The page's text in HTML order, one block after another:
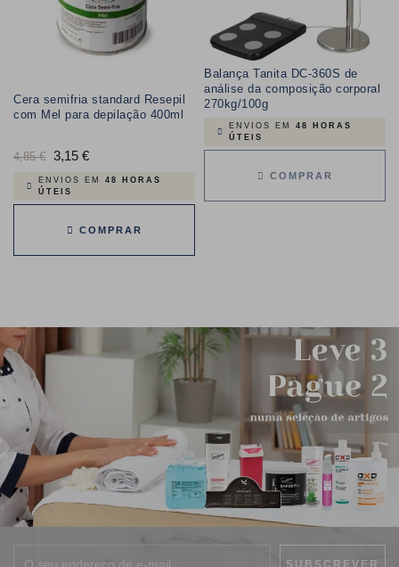
Cera semifria standard Resepil
com Mel para depilação 400ml
Preço
normal
4,85 € 3,15 €Preço
ENVIOS EM 48 HORAS
ÚTEIS
COMPRAR
Balança Tanita DC-360S de
análise da composição corporal
270kg/100g
ENVIOS EM 48 HORAS
ÚTEIS
COMPRAR